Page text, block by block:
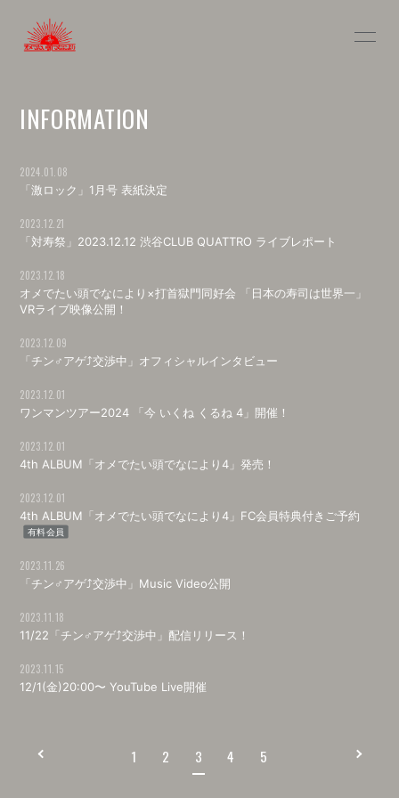
N
ログイン
INFORMATION
2024.01.08
「激ロック」1月号 表紙決定
2023.12.21
「対寿祭」2023.12.12 渋谷CLUB QUATTRO ライブレポート
2023.12.18
オメでたい頭でなにより×打首獄門同好会 「日本の寿司は世界一」
VRライブ映像公開！
2023.12.09
「チン♂アゲ⤴交渉中」オフィシャルインタビュー
2023.12.01
ワンマンツアー2024 「今 いくね くるね 4」開催！
2023.12.01
4th ALBUM「オメでたい頭でなにより4」発売！
2023.12.01
4th ALBUM「オメでたい頭でなにより4」FC会員特典付きご予約
有料会員
2023.11.26
「チン♂アゲ⤴︎交渉中」Music Video公開
2023.11.18
11/22「チン♂アゲ⤴交渉中」配信リリース！
2023.11.15
12/1(金)20:00〜 YouTube Live開催
1 2 3 4 5